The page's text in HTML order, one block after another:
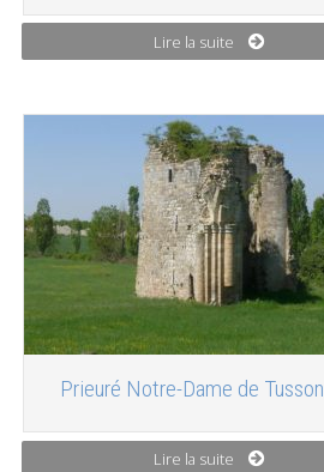
Lire la suite
Prieuré Notre-Dame de Tusson
Lire la suite